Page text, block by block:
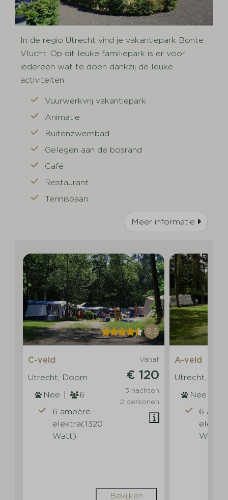
In de regio Utrecht vind je vakantiepark Bonte
Vlucht. Op dit leuke familiepark is er voor
iedereen wat te doen dankzij de leuke
activiteiten.
Vuurwerkvrij vakantiepark
Animatie
Buitenzwembad
Gelegen aan de bosrand
Café
Restaurant
Tennisbaan
Meer informatie
8,5
Vanaf
€ 120
3 nachten
2 personen
C-veld
Utrecht, Doorn
Nee
6
6 ampère
elektra(1320
Watt)
Bekijken
A-veld
Utrecht,
Nee
6
Watt)